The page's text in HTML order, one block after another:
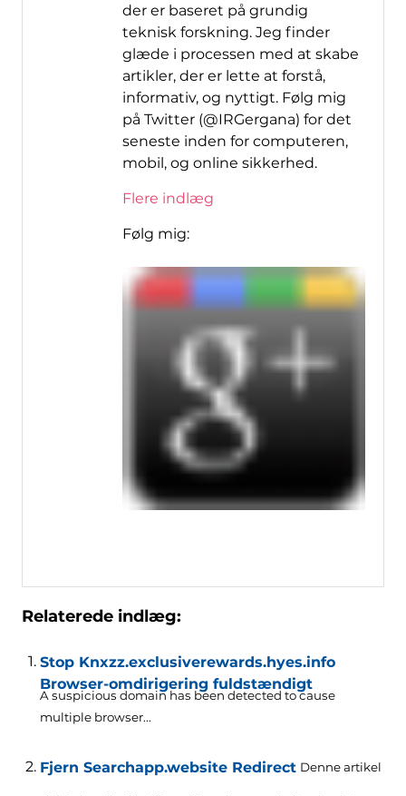
der er baseret på grundig
teknisk forskning. Jeg finder
glæde i processen med at skabe
artikler, der er lette at forstå,
informativ, og nyttigt. Følg mig
på Twitter (@IRGergana) for det
seneste inden for computeren,
mobil, og online sikkerhed.
Flere indlæg
Følg mig:
Relaterede indlæg:
Stop Knxzz.exclusiverewards.hyes.info
Browser-omdirigering fuldstændigt
A suspicious domain has been detected to cause
multiple browser...
Fjern Searchapp.website Redirect Denne artikel